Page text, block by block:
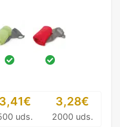
3,41€
uds.
3,28€
2000 uds.